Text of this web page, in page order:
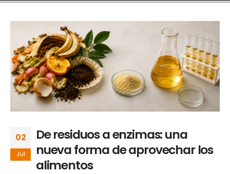
02
Jul
De residuos a enzimas: una
nueva forma de aprovechar los
alimentos